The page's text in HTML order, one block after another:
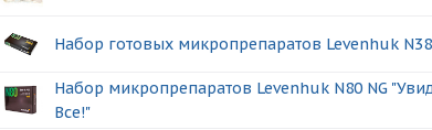
Набор готовых микропрепаратов Levenhuk N38
Набор микропрепаратов Levenhuk N80 NG
Все!"